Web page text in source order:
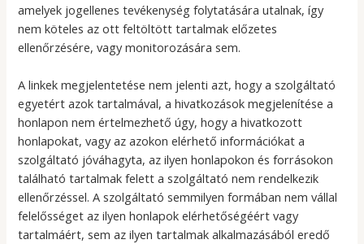
amelyek jogellenes tevékenység folytatására utalnak, így
nem köteles az ott feltöltött tartalmak előzetes
ellenőrzésére, vagy monitorozására sem.
A linkek megjelentetése nem jelenti azt, hogy a szolgáltató
egyetért azok tartalmával, a hivatkozások megjelenítése a
honlapon nem értelmezhető úgy, hogy a hivatkozott
honlapokat, vagy az azokon elérhető információkat a
szolgáltató jóváhagyta, az ilyen honlapokon és forrásokon
található tartalmak felett a szolgáltató nem rendelkezik
ellenőrzéssel. A szolgáltató semmilyen formában nem vállal
felelősséget az ilyen honlapok elérhetőségéért vagy
tartalmáért, sem az ilyen tartalmak alkalmazásából eredő